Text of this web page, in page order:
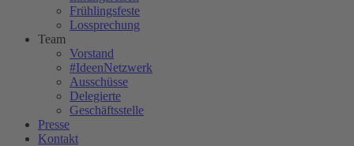
Frühlingsfeste
Lossprechung
Team
Vorstand
#IdeenNetzwerk
Ausschüsse
Delegierte
Geschäftsstelle
Presse
Kontakt